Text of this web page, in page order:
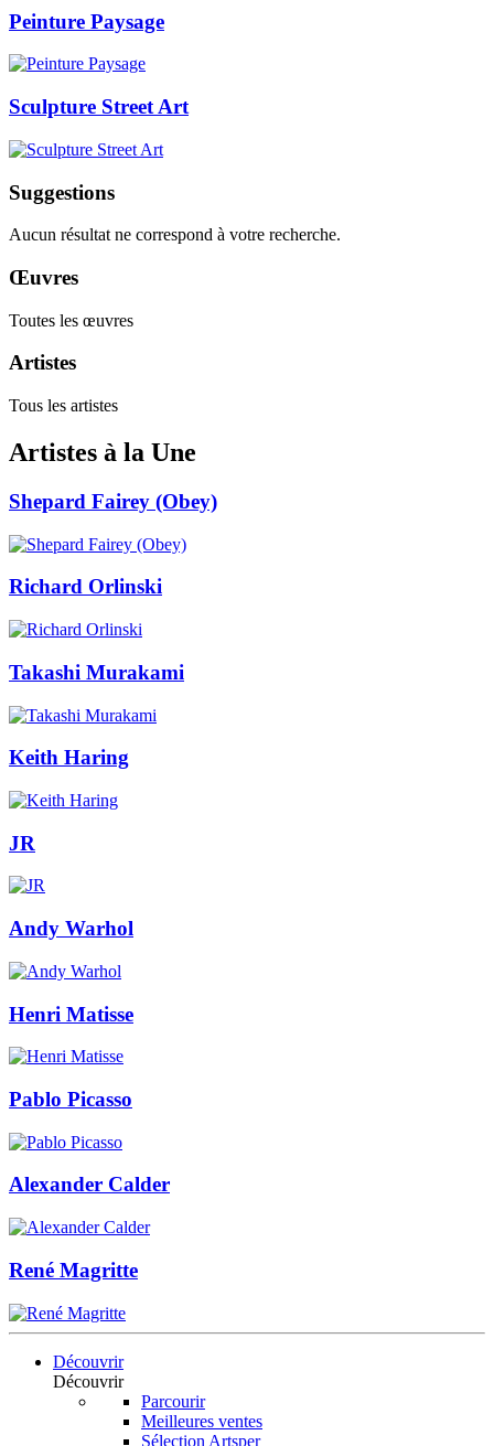
Peinture Paysage
Sculpture Street Art
Suggestions
Aucun résultat ne correspond à votre recherche.
Œuvres
Toutes les œuvres
Artistes
Tous les artistes
Artistes à la Une
Shepard Fairey (Obey)
Richard Orlinski
Takashi Murakami
Keith Haring
JR
Andy Warhol
Henri Matisse
Pablo Picasso
Alexander Calder
René Magritte
Découvrir
Découvrir
Parcourir
Meilleures ventes
Sélection Artsper